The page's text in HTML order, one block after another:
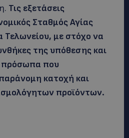
Τις εξετάσεις
Σταθμός Αγίας
Τελωνείου, με στόχο να
της υπόθεσης και
πρόσωπα που
κατοχή και
προϊόντων.